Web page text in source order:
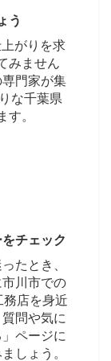
う
がりを求
みません
門家が集
な千葉県
。
チェック
たとき、
川市での
店を身近
問や気に
ページに
しょう。